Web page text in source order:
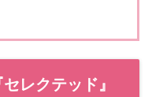
レクテッド』